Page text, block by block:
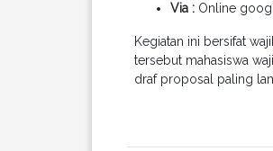
Via : Online
Kegiatan ini bersifat
tersebut mahasiswa
draf proposal paling